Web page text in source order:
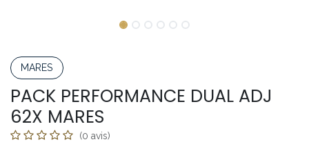
MARES
PACK PERFORMANCE DUAL ADJ
62X MARES
(0 avis)